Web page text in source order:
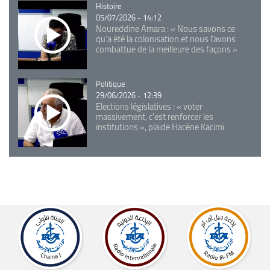
Catégorie
Histoire
05/07/2026 - 14:12
Noureddine Amara : « Nous savons ce
qu’a été la colonisation et nous l’avons
combattue de la meilleure des façons »
Catégorie
Politique
29/06/2026 - 12:39
Elections législatives : « voter
massivement, c'est renforcer les
institutions », plaide Hacène Kacimi